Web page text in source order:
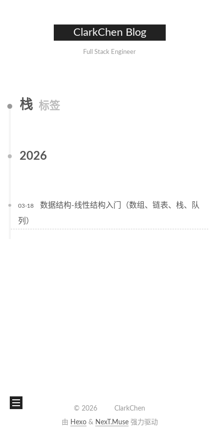
ClarkChen Blog
Full Stack Engineer
栈 标签
2026
03-18
数据结构-线性结构入门（数组、链表、栈、队
列）
© 2026
ClarkChen
由 Hexo& NexT.Muse强力驱动